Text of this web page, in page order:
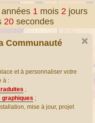
er
années1 mois2 jours
20 secondes
Communauté
et à personnaliser votre
à :
;
;
mise à jour, projet